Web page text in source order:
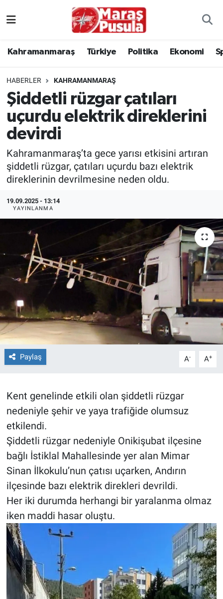
Kahramanmaraş Türkiye Politika Ekonomi
HABERLER KAHRAMANMARAŞ
Şiddetli rüzgar çatıları
uçurdu elektrik direklerini
devirdi
Kahramanmaraş’ta gece yarısı etkisini artıran
şiddetli rüzgar, çatıları uçurdu bazı elektrik
direklerinin devrilmesine neden oldu.
19.09.2025 - 13:14
YAYINLANMA
Paylaş A- A+
Kent genelinde etkili olan şiddetli rüzgar
nedeniyle şehir ve yaya trafiğide olumsuz
etkilendi.
Şiddetli rüzgar nedeniyle Onikişubat ilçesine
bağlı İstiklal Mahallesinde yer alan Mimar
Sinan İlkokulu’nun çatısı uçarken, Andırın
ilçesinde bazı elektrik direkleri devrildi.
Her iki durumda herhangi bir yaralanma olmaz
iken maddi hasar oluştu.
Politika
Ekonomi
Spor
Sağlık
TEKNOLOJİ
Dünya
İlçeler
MAGAZİN
Bilim, Teknoloji
ÇEVRE
HABERDE İNSAN
EĞİTİM
BİLİM VE TEKNOLOJİ
Güvenlik
Bölge
İstanbul Namaz Vakitleri
İstanbul Trafik Yoğunluk Haritası
Süper Lig Puan Durumu ve Fikstür
Tüm Manşetler
Haber Arşivi